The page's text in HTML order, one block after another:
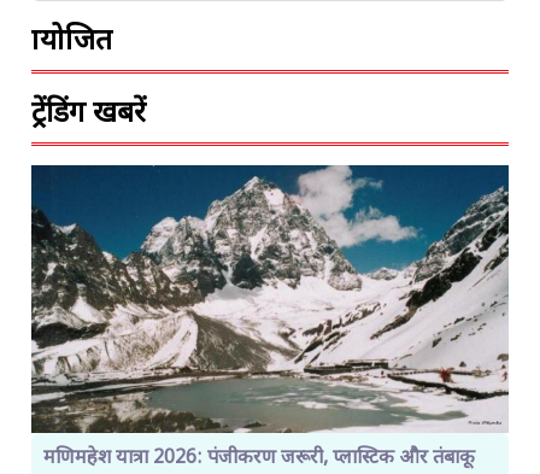
प्रायोजित
ट्रेंडिंग खबरें
मणिमहेश यात्रा 2026: पंजीकरण जरूरी, प्लास्टिक और तंबाकू